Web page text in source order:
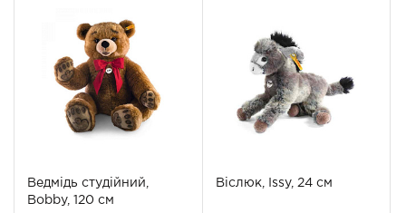
Ведмідь студійний,
Bobby, 120 см
Віслюк, Issy, 24 см